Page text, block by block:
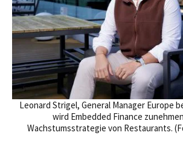
Leonard Strigel, General Manager Europe
wird Embedded Finance
Wachstumsstrategie von Restaurants.